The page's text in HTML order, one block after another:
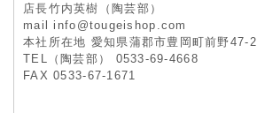
店長竹内英樹（陶芸部）
mail info@tougeishop.com
本社所在地 愛知県蒲郡市豊岡町前野47-2
TEL（陶芸部） 0533-69-4668
FAX 0533-67-1671